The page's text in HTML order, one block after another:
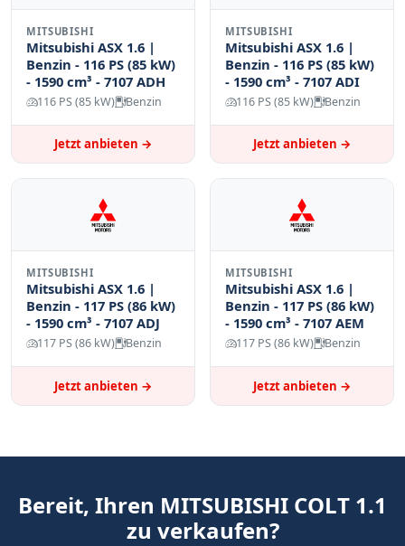
MITSUBISHI
Mitsubishi ASX 1.6 |
Benzin - 116 PS (85 kW)
- 1590 cm³ - 7107 ADH
116 PS (85 kW) Benzin
Jetzt anbieten →
MITSUBISHI
Mitsubishi ASX 1.6 |
Benzin - 116 PS (85 kW)
- 1590 cm³ - 7107 ADI
116 PS (85 kW) Benzin
Jetzt anbieten →
MITSUBISHI
Mitsubishi ASX 1.6 |
Benzin - 117 PS (86 kW)
- 1590 cm³ - 7107 ADJ
117 PS (86 kW) Benzin
Jetzt anbieten →
MITSUBISHI
Mitsubishi ASX 1.6 |
Benzin - 117 PS (86 kW)
- 1590 cm³ - 7107 AEM
117 PS (86 kW) Benzin
Jetzt anbieten →
Bereit, Ihren MITSUBISHI COLT 1.1
zu verkaufen?